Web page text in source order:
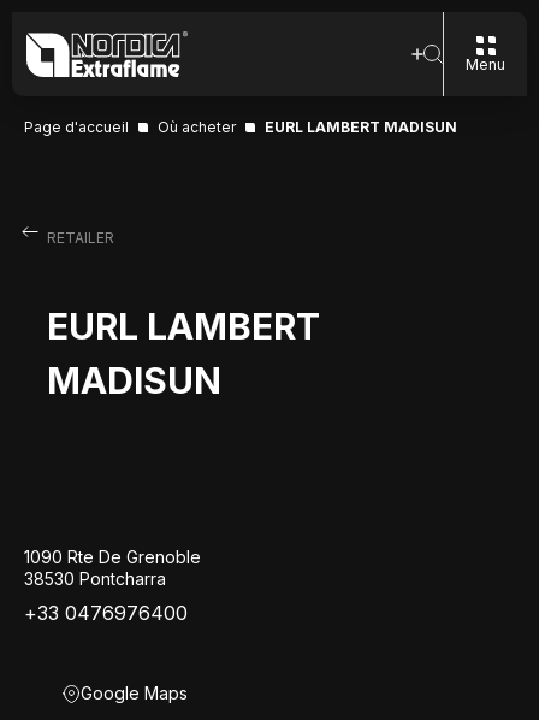
Menu
Page d'accueil Où acheter EURL LAMBERT MADISUN
RETAILER
EURL LAMBERT
MADISUN
1090 Rte De Grenoble
38530 Pontcharra
+33 0476976400
Google Maps